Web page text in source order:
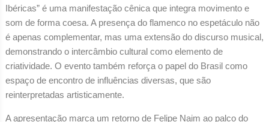
Ibéricas” é uma manifestação cênica que integra movimento e
som de forma coesa. A presença do flamenco no espetáculo não
é apenas complementar, mas uma extensão do discurso musical,
demonstrando o intercâmbio cultural como elemento de
criatividade. O evento também reforça o papel do Brasil como
espaço de encontro de influências diversas, que são
reinterpretadas artisticamente.
A apresentação marca um retorno de Felipe Naim ao palco do